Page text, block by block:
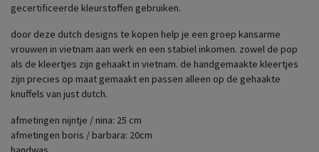
gecertificeerde kleurstoffen gebruiken.
door deze dutch designs te kopen help je een groep kansarme
vrouwen in vietnam aan werk en een stabiel inkomen. zowel de pop
als de kleertjes zijn gehaakt in vietnam. de handgemaakte kleertjes
zijn precies op maat gemaakt en passen alleen op de gehaakte
knuffels van just dutch.
afmetingen nijntje / nina: 25 cm
afmetingen boris / barbara: 20cm